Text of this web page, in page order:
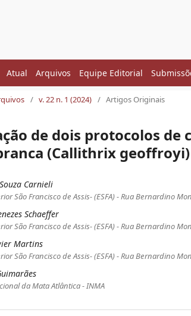
Atual Arquivos Equipe Editorial
/ v. 22 n. 1 (2024) / Artigos Originais
de dois protocolos de
(Callithrix
Carnieli
São Francisco de Assis- (ESFA) - Rua Bernardino
Schaeffer
São Francisco de Assis- (ESFA) - Rua Bernardino
Martins
São Francisco de Assis- (ESFA) - Rua Bernardino
da Mata Atlântica - INMA